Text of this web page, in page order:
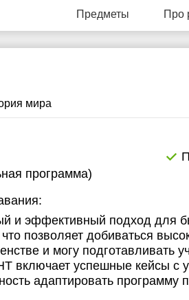
Предметы Про
мира
программа)
и эффективный подход для
позволяет добиваться
и могу подготавливать
включает успешные кейсы с
адаптировать
Нет
свободных
Нет